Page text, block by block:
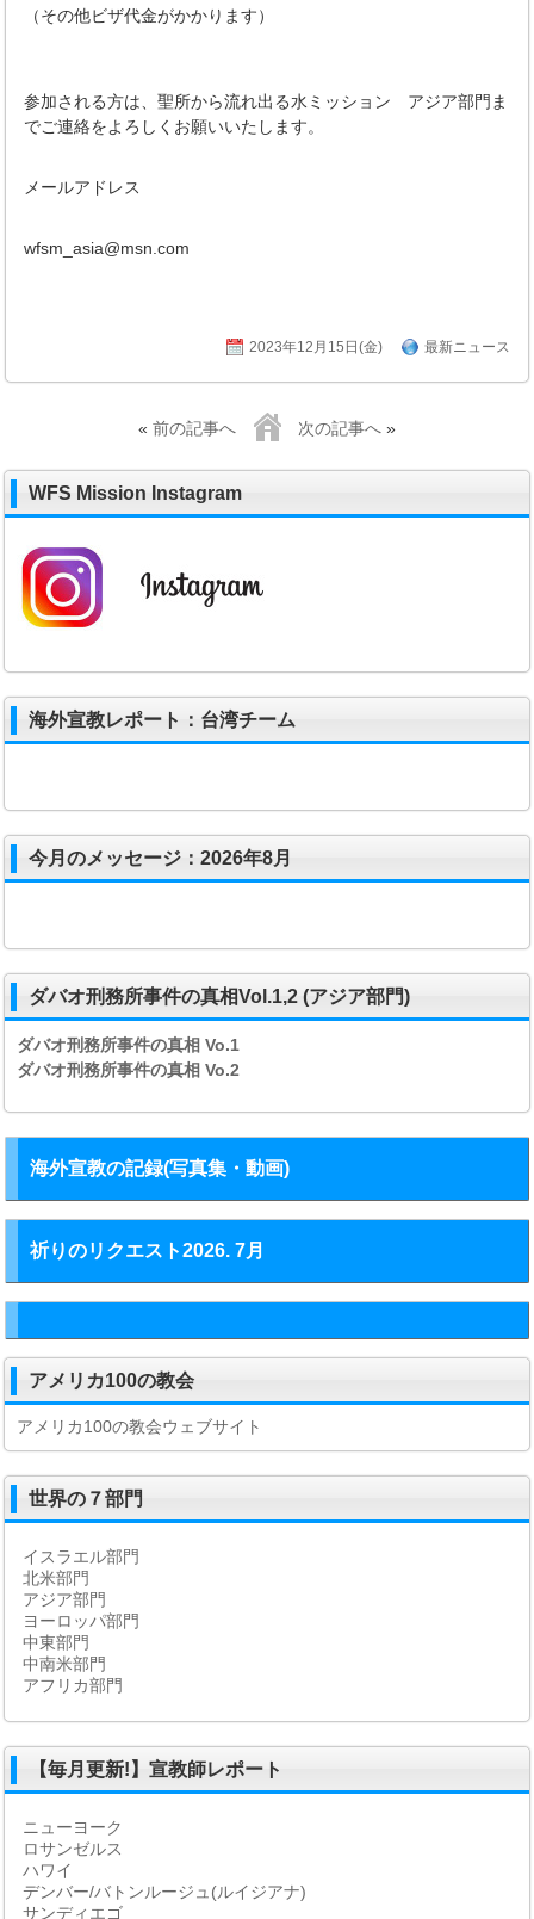
（その他ビザ代金がかかります）
参加される方は、聖所から流れ出る水ミッション アジア部門ま
でご連絡をよろしくお願いいたします。
メールアドレス
wfsm_asia@msn.com
2023年12月15日(金) 最新ニュース
« 前の記事へ 次の記事へ »
WFS Mission Instagram
海外宣教レポート：台湾チーム
今月のメッセージ：2026年8月
ダバオ刑務所事件の真相Vol.1,2 (アジア部門)
ダバオ刑務所事件の真相Vo.1
ダバオ刑務所事件の真相Vo.2
海外宣教の記録(写真集・動画)
祈りのリクエスト2026. 7月
アメリカ100の教会
アメリカ100の教会ウェブサイト
世界の７部門
イスラエル部門
北米部門
アジア部門
ヨーロッパ部門
中東部門
中南米部門
アフリカ部門
【毎月更新!】宣教師レポート
ニューヨーク
ロサンゼルス
ハワイ
デンバー/バトンルージュ(ルイジアナ)
サンディエゴ